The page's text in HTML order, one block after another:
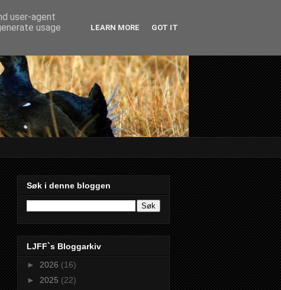
Søk i denne bloggen
LJFF`s Bloggarkiv
► 2026 (16)
► 2025 (22)
user-agent
usage
LEARN MORE GOT IT